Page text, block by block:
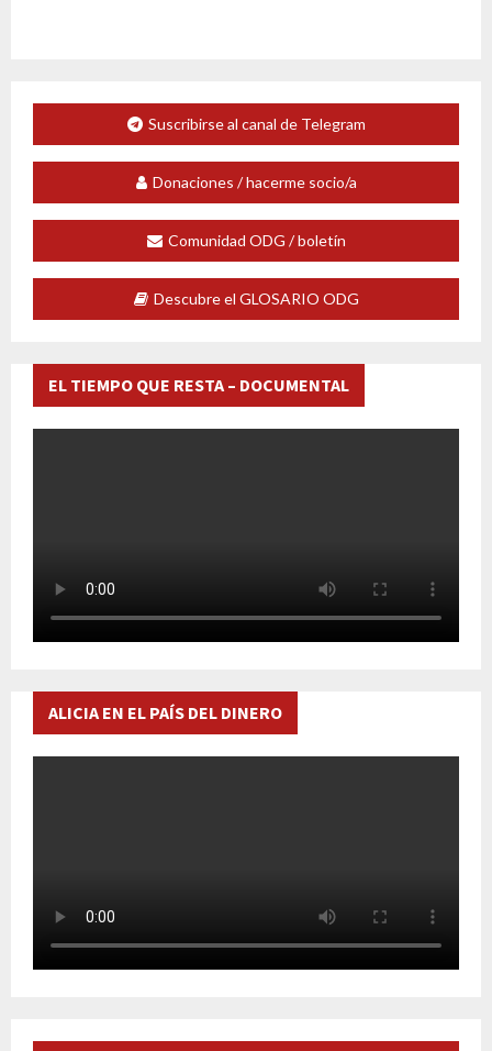
Suscribirse al canal de Telegram
Donaciones / hacerme socio/a
Comunidad ODG / boletín
Descubre el GLOSARIO ODG
EL TIEMPO QUE RESTA – DOCUMENTAL
ALICIA EN EL PAÍS DEL DINERO